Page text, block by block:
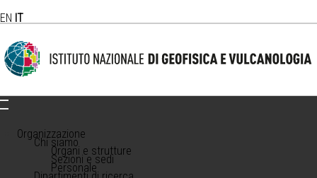
EN IT
Organizzazione
Chi siamo
Organi e strutture
Sezioni e sedi
Personale